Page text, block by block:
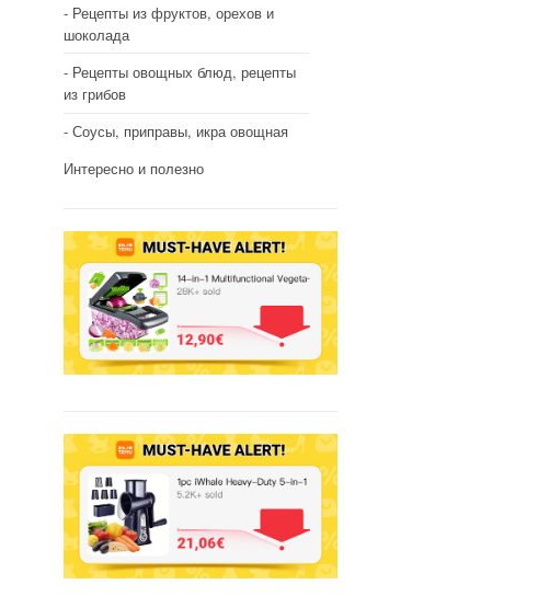
Рецепты из фруктов, орехов и
шоколада
Рецепты овощных блюд, рецепты
из грибов
Соусы, приправы, икра овощная
Интересно и полезно